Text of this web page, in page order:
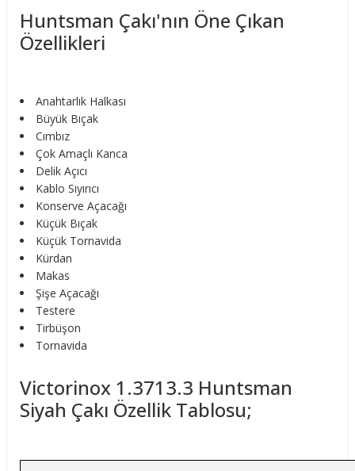
Huntsman Çakı'nın Öne Çıkan
Özellikleri
Anahtarlık Halkası
Büyük Bıçak
Cımbız
Çok Amaçlı Kanca
Delik Açıcı
Kablo Sıyırıcı
Konserve Açacağı
Küçük Bıçak
Küçük Tornavida
Kürdan
Makas
Şişe Açacağı
Testere
Tirbüşon
Tornavida
Victorinox 1.3713.3 Huntsman
Siyah Çakı Özellik Tablosu;